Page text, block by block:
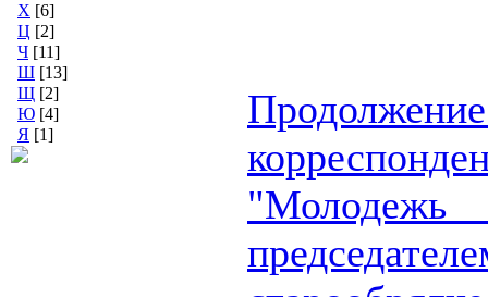
Х [6]
Ц [2]
Ч [11]
Ш [13]
Щ [2]
Ю [4]
Я [1]